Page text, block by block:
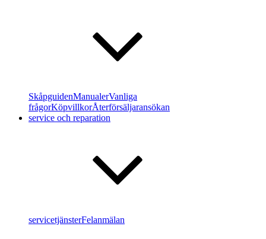
SkåpguidenManualerVanliga
frågorKöpvillkorÅterförsäljaransökan
service och reparation
servicetjänsterFelanmälan